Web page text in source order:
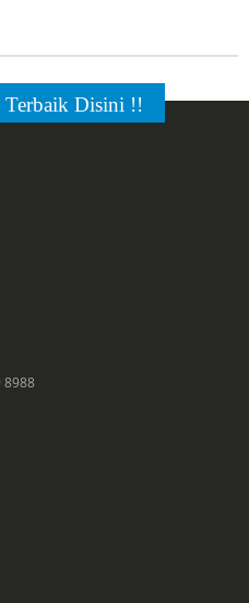
Terbaik Disini !!
8988